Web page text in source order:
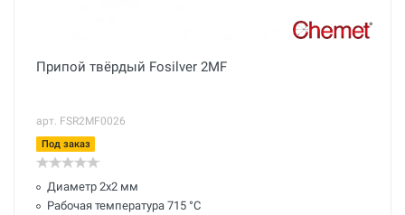
Припой твёрдый Fosilver 2MF
арт. FSR2MF0026
Под заказ
Диаметр 2х2 мм
Рабочая температура 715 °С